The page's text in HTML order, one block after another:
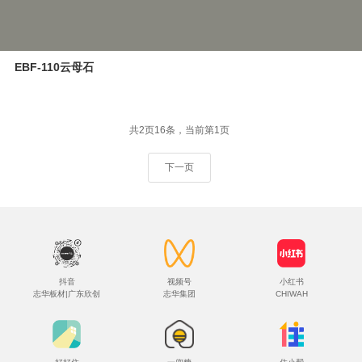
EBF-110云母石
共2页16条，当前第1页
下一页
抖音
志华板材|广东欣创
视频号
志华集团
小红书
CHIWAH